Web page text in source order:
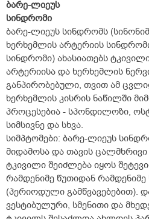
ბარე-ლიეუს
სინდრომი
ბარე-ლიეუს სინდრომს
ხერხემლის არტერიის
სინდრომი) ახასიათებს
არტერიისა და ხერხემლის
განპირობებული, თვით ამ
ხერხემლის კისრის ნაწილში
პროცესებია - სპონდილოზი,
სიმსივნე და სხვა.
სიმპტომები: ბარე-ლიეუს
მიდამოსა და თავის
ტკივილი შეიძლება იყოს
რამდენიმე წუთიდან
(პერიოდული გამწვავებებით).
ვესტიბულური, სმენითი და